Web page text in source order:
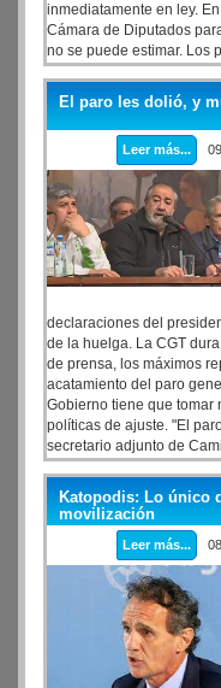
inmediatamente en ley.
Cámara de Diputados
no se puede estimar. Los
recibieron y que, por lo
son las modificaciones al
previsional y el Régimen
(RIGI), según admitió el
El paro les dolió, y
Leer más...
declaraciones del
de la huelga. La CGT
de prensa, los máximos
acatamiento del paro
Gobierno tiene que tomar
políticas de ajuste. "El
secretario adjunto de
Javier Milei mantiene el
de lucha. "La
demuestra que el
política de ajuste -dijo el
llevando a trabajadores y
se puedan recuperar si
Katopodis: Lo único
movilización
Leer más...